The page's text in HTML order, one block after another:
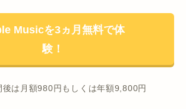
Musicを3ヵ月無料で体
験！
は月額980円もしくは年額9,800円